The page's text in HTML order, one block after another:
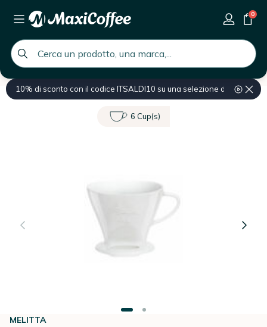
global.search.placeholder
0
10% di sconto con il codice ITSALDI10 su una selezione di prodotti
Home Caffettiera Caffettiera Pour Over
6 Cup(s)
MELITTA